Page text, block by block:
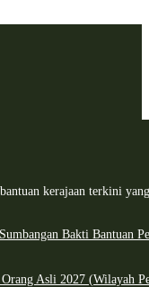
kerajaan terkini
Bakti Bantuan
Orang Asli 2027 (Wilayah